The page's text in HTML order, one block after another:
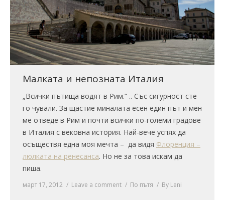
Малката и непозната Италия
„Всички пътища водят в Рим.“ .. Със сигурност сте
го чували. За щастие миналата есен един път и мен
ме отведе в Рим и почти всички по-големи градове
в Италия с вековна история. Най-вече успях да
осъществя една моя мечта – да видя Флоренция –
люлката на ренесанса. Но не за това искам да
пиша.
март 17, 2012 Leave a comment По пътя By Leni